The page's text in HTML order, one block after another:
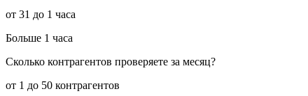
от 31 до 1 часа
Больше 1 часа
Сколько контрагентов проверяете за месяц?
от 1 до 50 контрагентов